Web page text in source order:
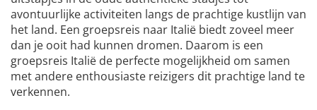
avontuurlijke activiteiten langs de prachtige kustlijn van
het land. Een groepsreis naar Italië biedt zoveel meer
dan je ooit had kunnen dromen. Daarom is een
groepsreis Italië de perfecte mogelijkheid om samen
met andere enthousiaste reizigers dit prachtige land te
verkennen.